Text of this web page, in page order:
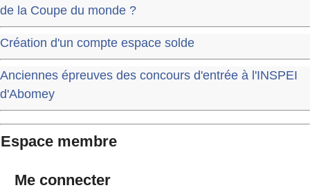
de la Coupe du monde ?
Création d'un compte espace solde
Anciennes épreuves des concours d'entrée à l'INSPEI
d'Abomey
Espace membre
Me connecter